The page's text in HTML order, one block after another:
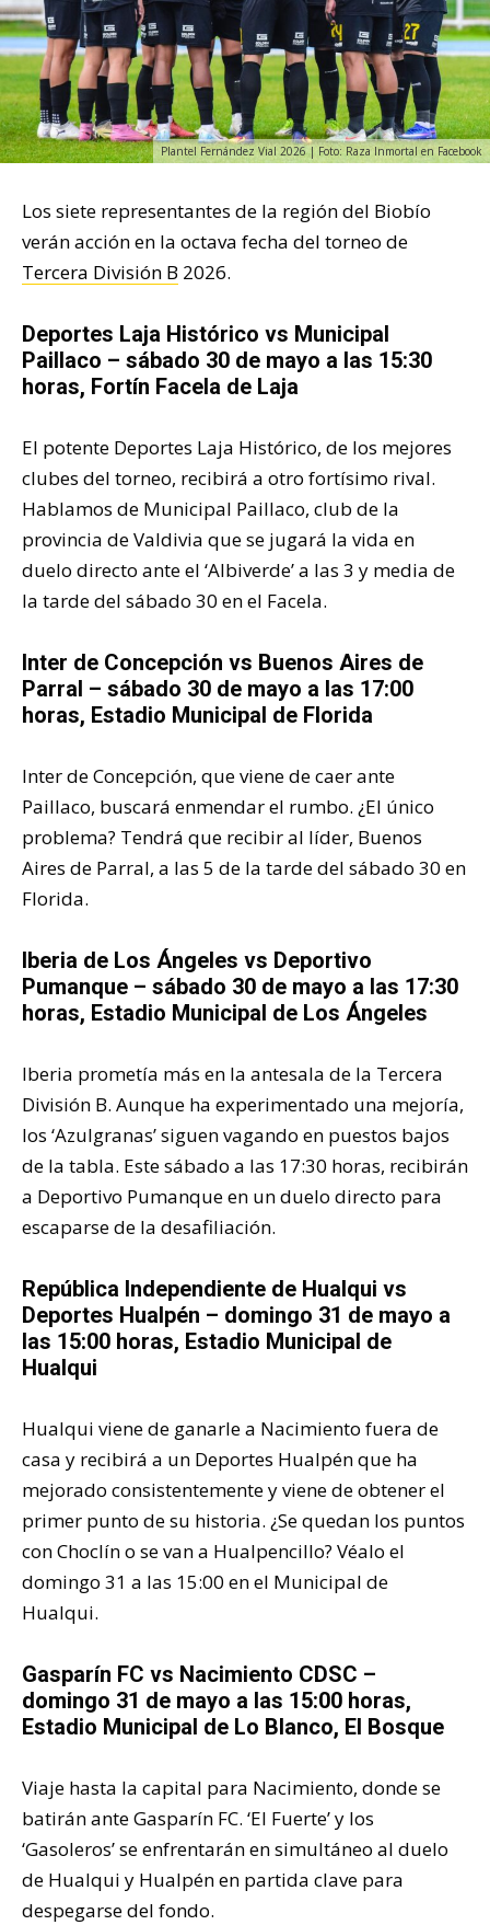
Plantel Fernández Vial 2026 | Foto: Raza Inmortal en Facebook
Los siete representantes de la región del Biobío
verán acción en la octava fecha del torneo de
Tercera División B 2026.
Deportes Laja Histórico vs Municipal
Paillaco – sábado 30 de mayo a las 15:30
horas, Fortín Facela de Laja
El potente Deportes Laja Histórico, de los mejores
clubes del torneo, recibirá a otro fortísimo rival.
Hablamos de Municipal Paillaco, club de la
provincia de Valdivia que se jugará la vida en
duelo directo ante el ‘Albiverde’ a las 3 y media de
la tarde del sábado 30 en el Facela.
Inter de Concepción vs Buenos Aires de
Parral – sábado 30 de mayo a las 17:00
horas, Estadio Municipal de Florida
Inter de Concepción, que viene de caer ante
Paillaco, buscará enmendar el rumbo. ¿El único
problema? Tendrá que recibir al líder, Buenos
Aires de Parral, a las 5 de la tarde del sábado 30 en
Florida.
Iberia de Los Ángeles vs Deportivo
Pumanque – sábado 30 de mayo a las 17:30
horas, Estadio Municipal de Los Ángeles
Iberia prometía más en la antesala de la Tercera
División B. Aunque ha experimentado una mejoría,
los ‘Azulgranas’ siguen vagando en puestos bajos
de la tabla. Este sábado a las 17:30 horas, recibirán
a Deportivo Pumanque en un duelo directo para
escaparse de la desafiliación.
República Independiente de Hualqui vs
Deportes Hualpén – domingo 31 de mayo a
las 15:00 horas, Estadio Municipal de
Hualqui
Hualqui viene de ganarle a Nacimiento fuera de
casa y recibirá a un Deportes Hualpén que ha
mejorado consistentemente y viene de obtener el
primer punto de su historia. ¿Se quedan los puntos
con Choclín o se van a Hualpencillo? Véalo el
domingo 31 a las 15:00 en el Municipal de
Hualqui.
Gasparín FC vs Nacimiento CDSC –
domingo 31 de mayo a las 15:00 horas,
Estadio Municipal de Lo Blanco, El Bosque
Viaje hasta la capital para Nacimiento, donde se
batirán ante Gasparín FC. ‘El Fuerte’ y los
‘Gasoleros’ se enfrentarán en simultáneo al duelo
de Hualqui y Hualpén en partida clave para
despegarse del fondo.